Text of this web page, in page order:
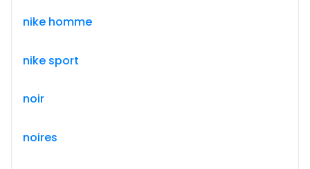
nike homme
nike sport
noir
noires